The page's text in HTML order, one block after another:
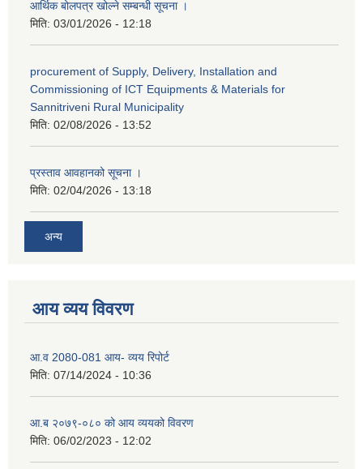
आर्थिक बोलपत्र खोल्ने सम्बन्धी सूचना ।
मिति: 03/01/2026 - 12:18
procurement of Supply, Delivery, Installation and
Commissioning of ICT Equipments & Materials for
Sannitriveni Rural Municipality
मिति: 02/08/2026 - 13:52
प्रस्ताव आवहानको सूचना ।
मिति: 02/04/2026 - 13:18
अन्य
आय व्यय विवरण
आ.व 2080-081 आय- व्यय रिपोर्ट
मिति: 07/14/2024 - 10:36
आ.ब २०७९-०८० को आय व्ययको विवरण
मिति: 06/02/2023 - 12:02